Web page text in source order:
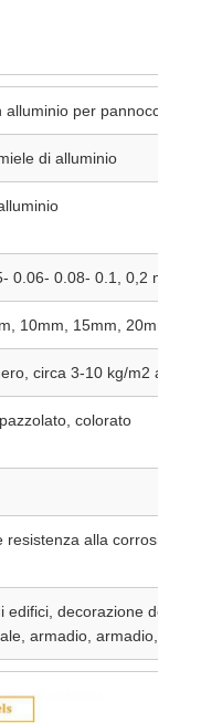
alluminio per pannocchia
di alluminio
0.06- 0.08- 0.1, 0,2 mm
10mm, 15mm, 20mm,
circa 3-10 kg/m2 a
colorato
resistenza alla corrosione
edifici, decorazione degli
armadio, armadio,